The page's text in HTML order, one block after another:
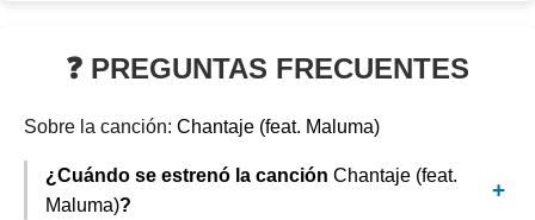
❓ PREGUNTAS FRECUENTES
Sobre la canción: Chantaje (feat. Maluma)
¿Cuándo se estrenó la canción Chantaje (feat.
Maluma)?